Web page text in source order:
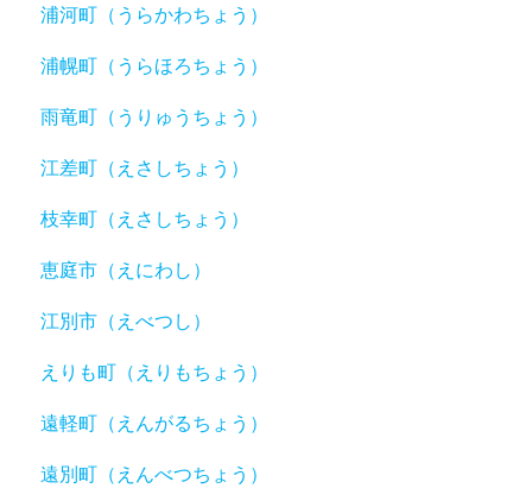
浦河町（うらかわちょう）
浦幌町（うらほろちょう）
雨竜町（うりゅうちょう）
江差町（えさしちょう）
枝幸町（えさしちょう）
恵庭市（えにわし）
江別市（えべつし）
えりも町（えりもちょう）
遠軽町（えんがるちょう）
遠別町（えんべつちょう）